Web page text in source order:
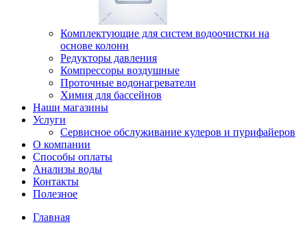
Комплектующие для систем водоочистки на
основе колонн
Редукторы давления
Компрессоры воздушные
Проточные водонагреватели
Химия для бассейнов
Наши магазины
Услуги
Сервисное обслуживание кулеров и пурифайеров
О компании
Способы оплаты
Анализы воды
Контакты
Полезное
Главная